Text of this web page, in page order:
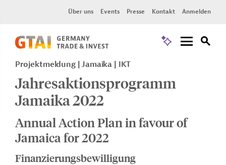
Über uns Events Presse Kontakt Anmelden
Projektmeldung Jamaika IKT
Jahresaktionsprogramm
Jamaika 2022
Annual Action Plan in favour of
Jamaica for 2022
Finanzierungsbewilligung